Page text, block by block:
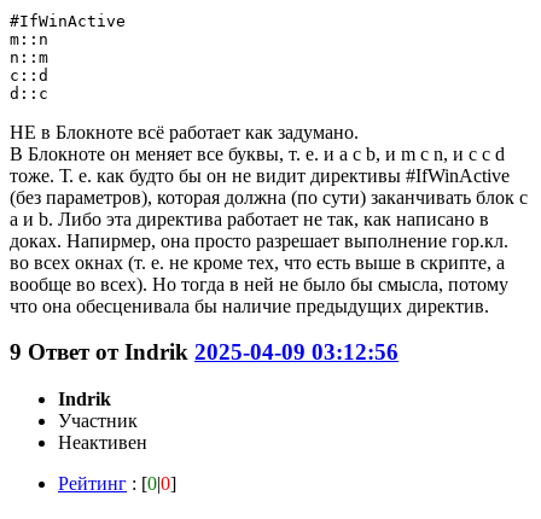
#IfWinActive
m::n
n::m
c::d
d::c
НЕ в Блокноте всё работает как задумано.
В Блокноте он меняет все буквы, т. е. и a с b, и m с n, и c с d
тоже. Т. е. как будто бы он не видит директивы #IfWinActive
(без параметров), которая должна (по сути) заканчивать блок с
a и b. Либо эта директива работает не так, как написано в
доках. Напирмер, она просто разрешает выполнение гор.кл.
во всех окнах (т. е. не кроме тех, что есть выше в скрипте, а
вообще во всех). Но тогда в ней не было бы смысла, потому
что она обесценивала бы наличие предыдущих директив.
9 Ответ отIndrik 2025-04-09 03:12:56
Indrik
Участник
Неактивен
Рейтинг : [0|0]